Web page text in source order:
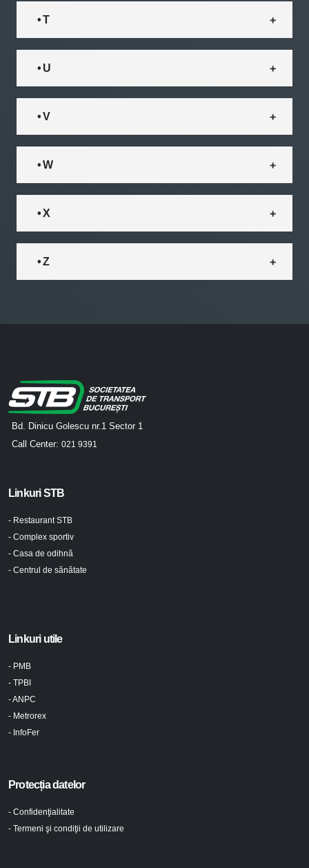
• T
• U
• V
• W
• X
• Z
Bd. Dinicu Golescu nr.1 Sector 1
Call Center: 021 9391
Linkuri STB
- Restaurant STB
- Complex sportiv
- Casa de odihnă
- Centrul de sănătate
Linkuri utile
- PMB
- TPBI
- ANPC
- Metrorex
- InfoFer
Protecția datelor
- Confidenţialitate
- Termeni şi condiţii de utilizare